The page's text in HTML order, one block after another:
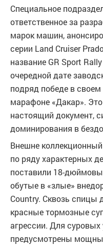
Специальное
ответственное за
марок машин,
серии Land Cruiser
название GR Sport
очередной дате
подряд победе в
марафоне «Дакар».
настоящий документ,
доминирования в
Внешне
по ряду характерных
поставили 18-
обутые в «злые»
Country. Сквозь спицы
красные тормозные
агрессии. Для суровых
предусмотрены